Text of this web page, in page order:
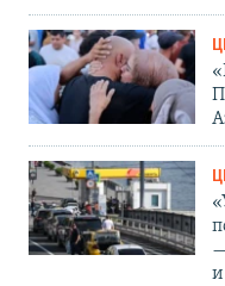
и